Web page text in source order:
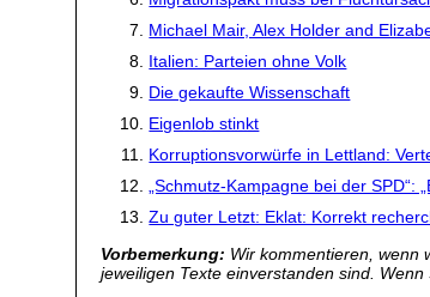
Michael Mair, Alex Holder and
Italien: Parteien ohne Volk
Die gekaufte Wissenschaft
Eigenlob stinkt
Korruptionsvorwürfe in Lettland:
„Schmutz-Kampagne bei der SPD“:
Zu guter Letzt: Eklat: Korrekt
Vorbemerkung: Wir kommentieren, wenn
jeweiligen Texte einverstanden sind.